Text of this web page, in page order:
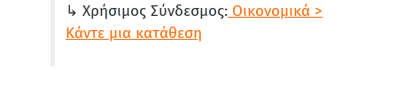
↳ Χρήσιμος Σύνδεσμος: Οικονομικά >
Κάντε μια κατάθεση